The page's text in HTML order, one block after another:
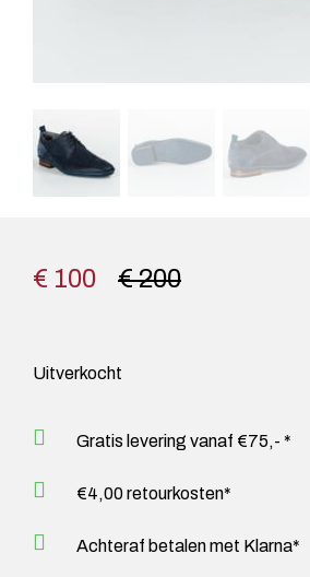
€ 200
€ 100
Uitverkocht
Gratis levering vanaf €75,- *
€4,00 retourkosten*
Achteraf betalen met Klarna*